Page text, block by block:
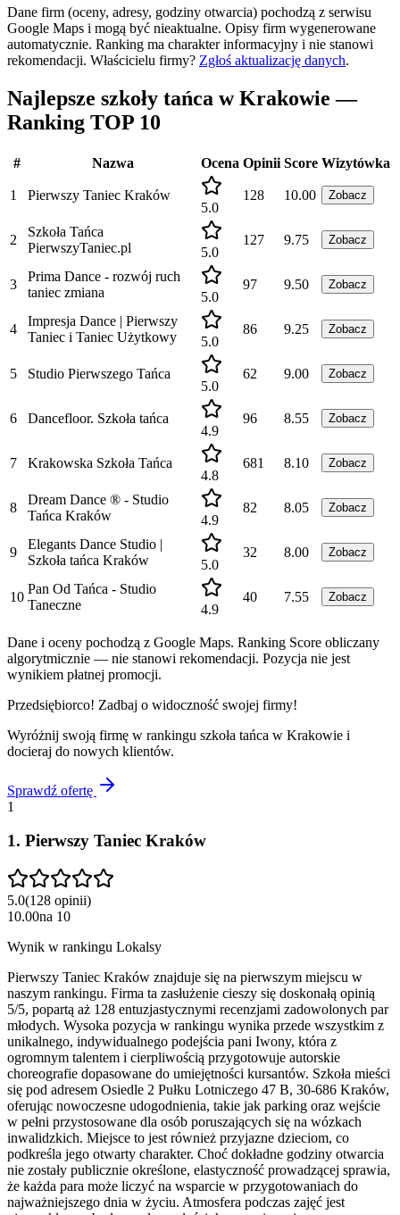
Dane firm (oceny, adresy, godziny otwarcia) pochodzą z serwisu
Google Maps i mogą być nieaktualne. Opisy firm wygenerowane
automatycznie. Ranking ma charakter informacyjny i nie stanowi
rekomendacji. Właścicielu firmy? Zgłoś aktualizację danych.
Najlepsze szkoły tańca w Krakowie —
Ranking TOP 10
# Nazwa Ocena Opinii Score Wizytówka
1
Pierwszy Taniec Kraków
5.0
128 10.00 Zobacz
2
Szkoła Tańca
PierwszyTaniec.pl
5.0
127 9.75 Zobacz
3
Prima Dance - rozwój ruch
taniec zmiana
5.0
97 9.50 Zobacz
4
Impresja Dance | Pierwszy
Taniec i Taniec Użytkowy
5.0
86 9.25 Zobacz
5
Studio Pierwszego Tańca
5.0
62 9.00 Zobacz
6
Dancefloor. Szkoła tańca
4.9
96 8.55 Zobacz
7
Krakowska Szkoła Tańca
4.8
681 8.10 Zobacz
8
Dream Dance ® - Studio
Tańca Kraków
4.9
82 8.05 Zobacz
9
Elegants Dance Studio |
Szkoła tańca Kraków
5.0
32 8.00 Zobacz
10
Pan Od Tańca - Studio
Taneczne
4.9
40 7.55 Zobacz
Dane i oceny pochodzą z Google Maps. Ranking Score obliczany
algorytmicznie — nie stanowi rekomendacji. Pozycja nie jest
wynikiem płatnej promocji.
Przedsiębiorco! Zadbaj o widoczność swojej firmy!
Wyróżnij swoją firmę w rankingu szkoła tańca w Krakowie i
docieraj do nowych klientów.
Sprawdź ofertę
1
1. Pierwszy Taniec Kraków
5.0(128 opinii)
10.00na 10
Wynik w rankingu Lokalsy
Pierwszy Taniec Kraków znajduje się na pierwszym miejscu w
naszym rankingu. Firma ta zasłużenie cieszy się doskonałą opinią
5/5, popartą aż 128 entuzjastycznymi recenzjami zadowolonych par
młodych. Wysoka pozycja w rankingu wynika przede wszystkim z
unikalnego, indywidualnego podejścia pani Iwony, która z
ogromnym talentem i cierpliwością przygotowuje autorskie
choreografie dopasowane do umiejętności kursantów. Szkoła mieści
się pod adresem Osiedle 2 Pułku Lotniczego 47 B, 30-686 Kraków,
oferując nowoczesne udogodnienia, takie jak parking oraz wejście
w pełni przystosowane dla osób poruszających się na wózkach
inwalidzkich. Miejsce to jest również przyjazne dzieciom, co
podkreśla jego otwarty charakter. Choć dokładne godziny otwarcia
nie zostały publicznie określone, elastyczność prowadzącej sprawia,
że każda para może liczyć na wsparcie w przygotowaniach do
najważniejszego dnia w życiu. Atmosfera podczas zajęć jest